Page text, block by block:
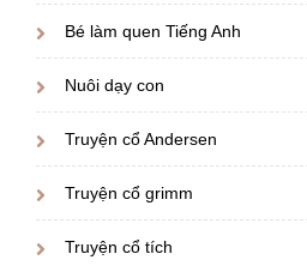
Bé làm quen Tiếng Anh
Nuôi dạy con
Truyện cổ Andersen
Truyện cổ grimm
Truyện cổ tích